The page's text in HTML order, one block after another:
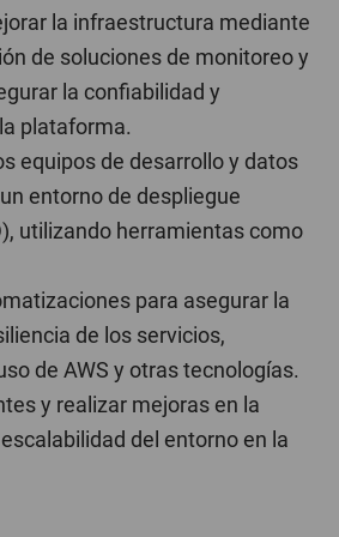
la infraestructura mediante
de soluciones de monitoreo y
la confiabilidad y
plataforma.
equipos de desarrollo y datos
entorno de despliegue
utilizando herramientas como
para asegurar la
de los servicios,
de AWS y otras tecnologías.
y realizar mejoras en la
del entorno en la